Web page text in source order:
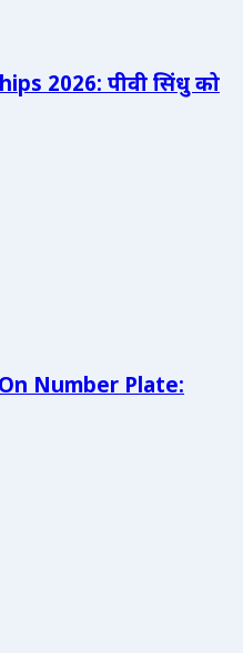
2026: पीवी सिंधु को
Number Plate: